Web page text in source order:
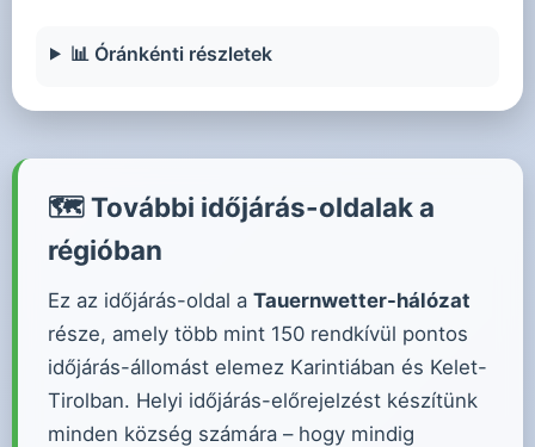
📊 Óránkénti részletek
🗺️ További időjárás-oldalak a
régióban
Ez az időjárás-oldal a Tauernwetter-hálózat
része, amely több mint 150 rendkívül pontos
időjárás-állomást elemez Karintiában és Kelet-
Tirolban. Helyi időjárás-előrejelzést készítünk
minden község számára – hogy mindig